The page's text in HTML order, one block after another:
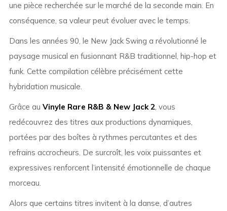
une pièce recherchée sur le marché de la seconde main. En
conséquence, sa valeur peut évoluer avec le temps.
Dans les années 90, le New Jack Swing a révolutionné le
paysage musical en fusionnant R&B traditionnel, hip-hop et
funk. Cette compilation célèbre précisément cette
hybridation musicale.
Grâce au Vinyle Rare R&B & New Jack 2, vous
redécouvrez des titres aux productions dynamiques,
portées par des boîtes à rythmes percutantes et des
refrains accrocheurs. De surcroît, les voix puissantes et
expressives renforcent l’intensité émotionnelle de chaque
morceau.
Alors que certains titres invitent à la danse, d’autres